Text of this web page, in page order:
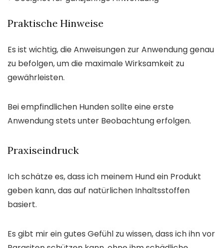
Praktische Hinweise
Es ist wichtig, die Anweisungen zur Anwendung genau
zu befolgen, um die maximale Wirksamkeit zu
gewährleisten.
Bei empfindlichen Hunden sollte eine erste
Anwendung stets unter Beobachtung erfolgen.
Praxiseindruck
Ich schätze es, dass ich meinem Hund ein Produkt
geben kann, das auf natürlichen Inhaltsstoffen
basiert.
Es gibt mir ein gutes Gefühl zu wissen, dass ich ihn vor